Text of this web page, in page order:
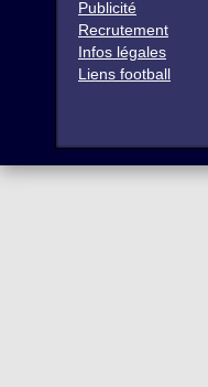
Publicité
Recrutement
Infos légales
Liens football